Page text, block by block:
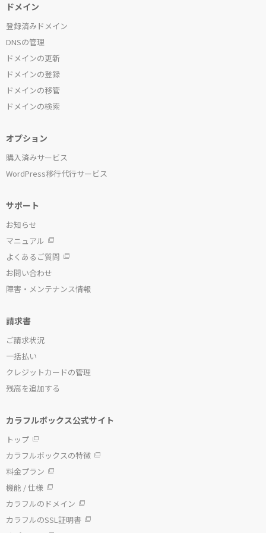
ドメイン
登録済みドメイン
DNSの管理
ドメインの更新
ドメインの登録
ドメインの移管
ドメインの検索
オプション
購入済みサービス
WordPress移行代行サービス
サポート
お知らせ
マニュアル
よくあるご質問
お問い合わせ
障害・メンテナンス情報
請求書
ご請求状況
一括払い
クレジットカードの管理
残高を追加する
カラフルボックス公式サイト
トップ
カラフルボックスの特徴
料金プラン
機能 / 仕様
カラフルのドメイン
カラフルのSSL証明書